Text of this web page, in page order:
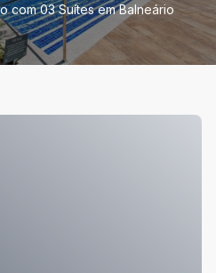
com 03 Suítes em Balneário